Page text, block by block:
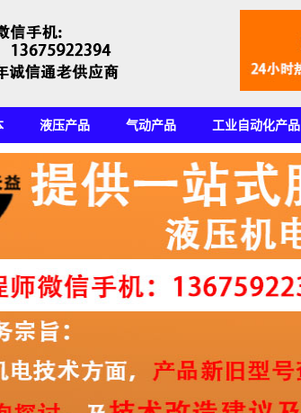
液压产品 气动产品 工业自动化产品